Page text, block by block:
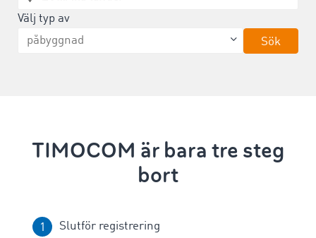
Välj typ av
Sök
TIMOCOM är bara tre steg
bort
Slutför registrering